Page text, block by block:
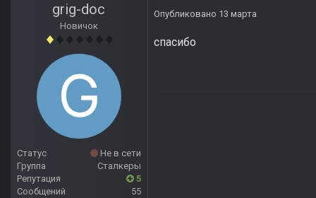
grig-doc
Новичок
Статус
Не в сети
Группа
Сталкеры
Репутация
5
Сообщений
55
Опубликовано 13 марта
спасибо